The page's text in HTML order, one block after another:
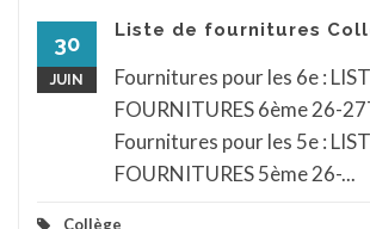
30
JUIN
Liste de fournitures
Fournitures pour les 6e :
FOURNITURES 6ème 26-
Fournitures pour les 5e :
FOURNITURES 5ème 26-...
Collège